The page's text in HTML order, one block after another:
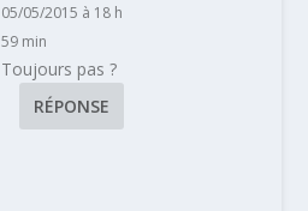
05/05/2015 à 18 h
59 min
Toujours pas ?
RÉPONSE